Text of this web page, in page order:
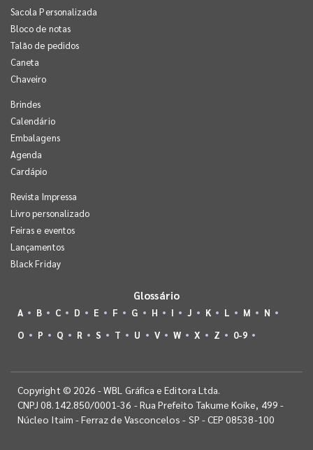
Sacola Personalizada
Bloco de notas
Talão de pedidos
Caneta
Chaveiro
Brindes
Calendário
Embalagens
Agenda
Cardápio
Revista Impressa
Livro personalizado
Feiras e eventos
Lançamentos
Black Friday
Glossário
A B C D E F G H I J K L M
N
O
P Q R S T U V W X Z 0-9
Copyright © 2026 - WBL Gráfica e Editora Ltda.
CNPJ 08.142.850/0001-36 - Rua Prefeito Takume Koike, 499 -
Núcleo Itaim - Ferraz de Vasconcelos - SP - CEP 08538-100